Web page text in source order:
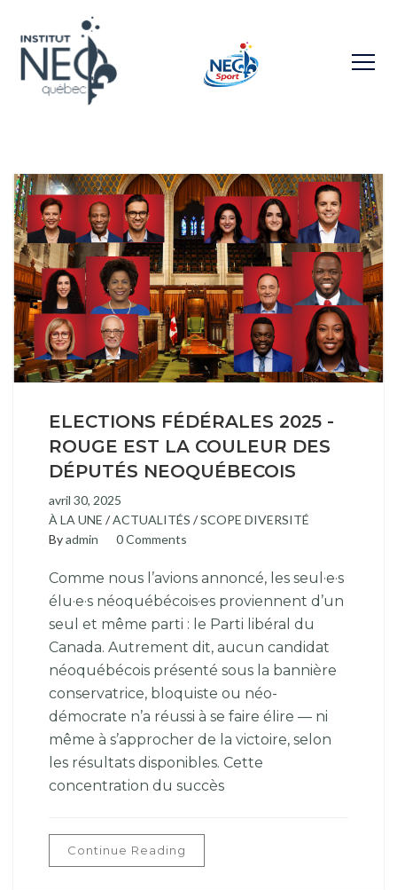
ELECTIONS FÉDÉRALES 2025 -
ROUGE EST LA COULEUR DES
DÉPUTÉS NEOQUÉBECOIS
avril 30, 2025
À LA UNE /ACTUALITÉS /SCOPE DIVERSITÉ
Byadmin 0 Comments
Comme nous l’avions annoncé, les seul·e·s
élu·e·s néoquébécois·es proviennent d’un
seul et même parti : le Parti libéral du
Canada. Autrement dit, aucun candidat
néoquébécois présenté sous la bannière
conservatrice, bloquiste ou néo-
démocrate n’a réussi à se faire élire — ni
même à s’approcher de la victoire, selon
les résultats disponibles. Cette
concentration du succès
Continue Reading